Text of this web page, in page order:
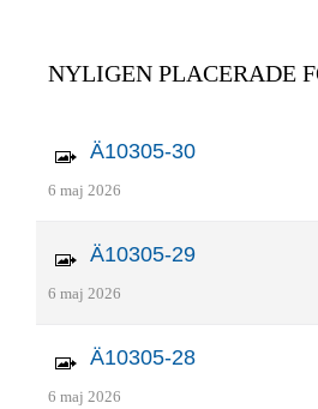
NYLIGEN PLACERADE
Ä10305-30
6 maj 2026
Ä10305-29
6 maj 2026
Ä10305-28
6 maj 2026